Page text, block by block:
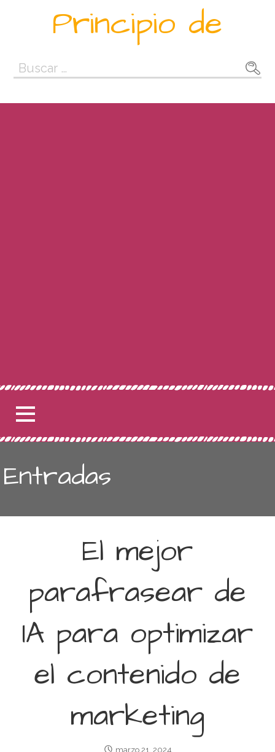
Principio de
Buscar:
Entradas
El mejor
parafrasear de
IA para optimizar
el contenido de
marketing
marzo 21, 2024